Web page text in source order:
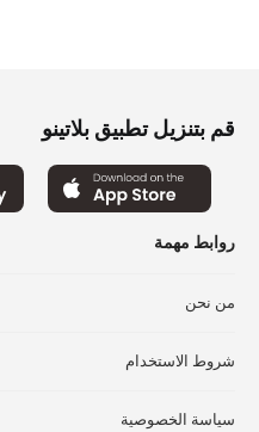
قم بتنزيل تطبيق بلاتينو
روابط مهمة
من نحن
شروط الاستخدام
سياسة الخصوصية